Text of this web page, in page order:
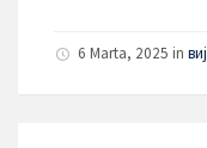
6 Marta, 2025 in